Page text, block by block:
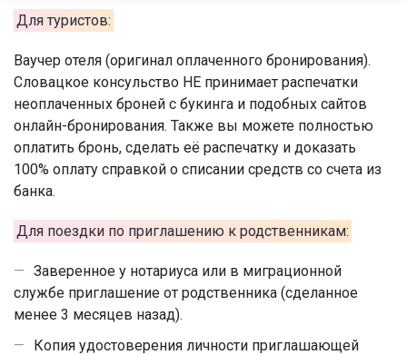
Для туристов:
Ваучер отеля (оригинал оплаченного бронирования).
Словацкое консульство НЕ принимает распечатки
неоплаченных броней с букинга и подобных сайтов
онлайн-бронирования. Также вы можете полностью
оплатить бронь, сделать её распечатку и доказать
100% оплату справкой о списании средств со счета из
банка.
Для поездки по приглашению к родственникам:
Заверенное у нотариуса или в миграционной
службе приглашение от родственника (сделанное
менее 3 месяцев назад).
Копия удостоверения личности приглашающей